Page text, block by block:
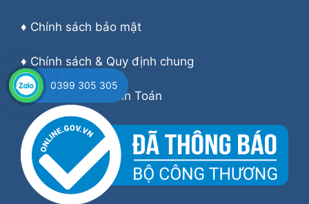
♦ Chính sách bảo mật
♦ Chính sách & Quy định chung
♦Hướng dẫn Thanh Toán
0399 305 305